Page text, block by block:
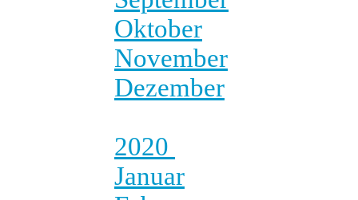
Oktober
November
Dezember
2020
Januar